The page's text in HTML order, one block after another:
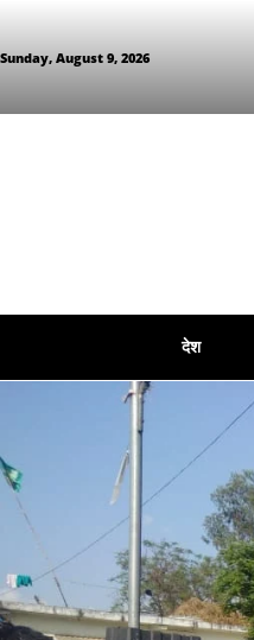
Sunday, August 9, 2026
देश